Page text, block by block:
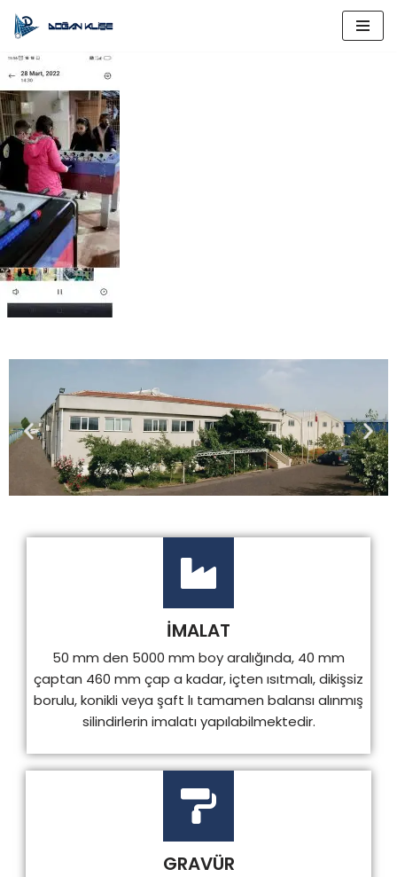
geç
İMALAT
50 mm den 5000 mm boy aralığında, 40 mm
çaptan 460 mm çap a kadar, içten ısıtmalı, dikişsiz
borulu, konikli veya şaft lı tamamen balansı alınmış
silindirlerin imalatı yapılabilmektedir.
GRAVÜR